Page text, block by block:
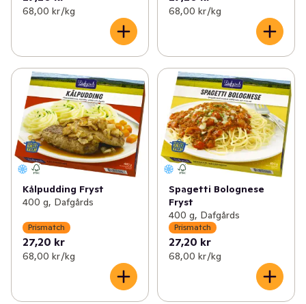
68,00 kr /kg 68,00 kr /kg
Kålpudding Fryst
400 g, Dafgårds
Prismatch
27,20 kr
68,00 kr /kg
Spagetti Bolognese
Fryst
400 g, Dafgårds
Prismatch
27,20 kr
68,00 kr /kg